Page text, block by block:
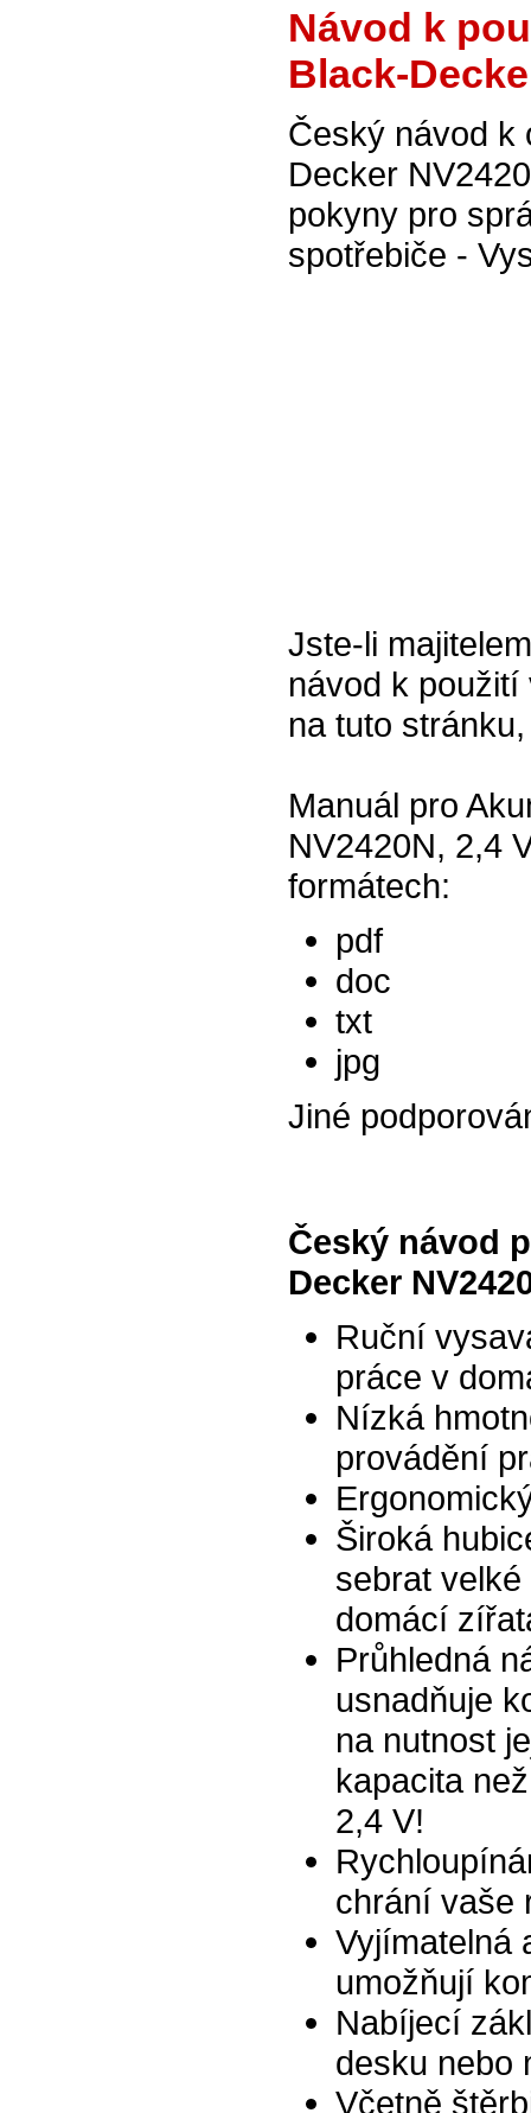
Návod k
Black-
Český návod k
Decker
pokyny pro
spotřebiče -
Jste-li
návod k
na tuto
Manuál pro
NV2420N, 2,4
formátech:
pdf
doc
txt
jpg
Jiné
Český návod
Decker
Ruční
práce v
Nízká
provádění
Široká
sebrat
domácí
Průhledná
usnadňuje
na nutnost
kapacita
2,4 V!
chrání vaše
Vyjímatelná
umožňují
Nabíjecí
desku nebo
Včetně